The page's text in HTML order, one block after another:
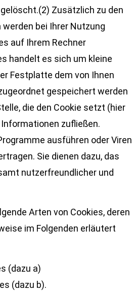
Zusätzlich zu den
bei Ihrer Nutzung
auf Ihrem Rechner
handelt es sich um kleine
Festplatte dem von Ihnen
gespeichert werden
die den Cookie setzt (hier
zufließen.
ausführen oder Viren
Sie dienen dazu, das
nutzerfreundlicher und
Arten von Cookies, deren
im Folgenden erläutert
(dazu a)
(dazu b).